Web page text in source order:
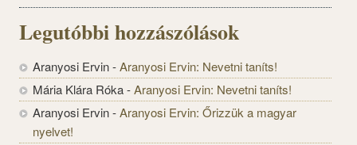
Legutóbbi hozzászólások
Aranyosi Ervin-Aranyosi Ervin: Nevetni taníts!
Mária Klára Róka-Aranyosi Ervin: Nevetni taníts!
Aranyosi Ervin-Aranyosi Ervin: Őrizzük a magyar
nyelvet!